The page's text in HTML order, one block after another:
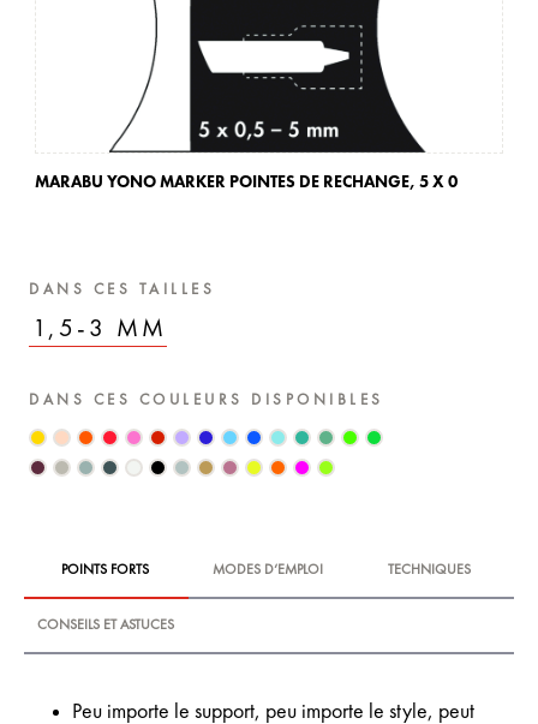
MARABU YONO MARKER POINTES DE RECHANGE, 5 X 0
DANS CES TAILLES
1,5-3 MM
DANS CES COULEURS DISPONIBLES
POINTS FORTS MODES D‘EMPLOI TECHNIQUES
CONSEILS ET ASTUCES
Peu importe le support, peu importe le style, peut